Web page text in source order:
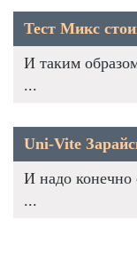
Тест Микс
И таким
...
Uni-Vite
И надо конечно
...